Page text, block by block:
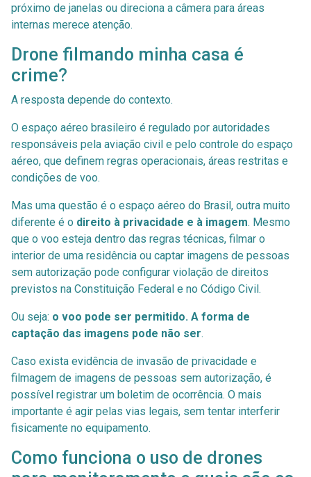
próximo de janelas ou direciona a câmera para áreas
internas merece atenção.
Drone filmando minha casa é
crime?
A resposta depende do contexto.
O espaço aéreo brasileiro é regulado por autoridades
responsáveis pela aviação civil e pelo controle do espaço
aéreo, que definem regras operacionais, áreas restritas e
condições de voo.
Mas uma questão é o espaço aéreo do Brasil, outra muito
diferente é o direito à privacidade e à imagem. Mesmo
que o voo esteja dentro das regras técnicas, filmar o
interior de uma residência ou captar imagens de pessoas
sem autorização pode configurar violação de direitos
previstos na Constituição Federal e no Código Civil.
Ou seja: o voo pode ser permitido. A forma de
captação das imagens pode não ser.
Caso exista evidência de invasão de privacidade e
filmagem de imagens de pessoas sem autorização, é
possível registrar um boletim de ocorrência. O mais
importante é agir pelas vias legais, sem tentar interferir
fisicamente no equipamento.
Como funciona o uso de drones